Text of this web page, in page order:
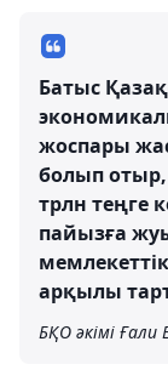
Батыс
жоспары
болып
трлн теңге
пайызға
мемлекеттік
арқылы
БҚО әкімі Ғали